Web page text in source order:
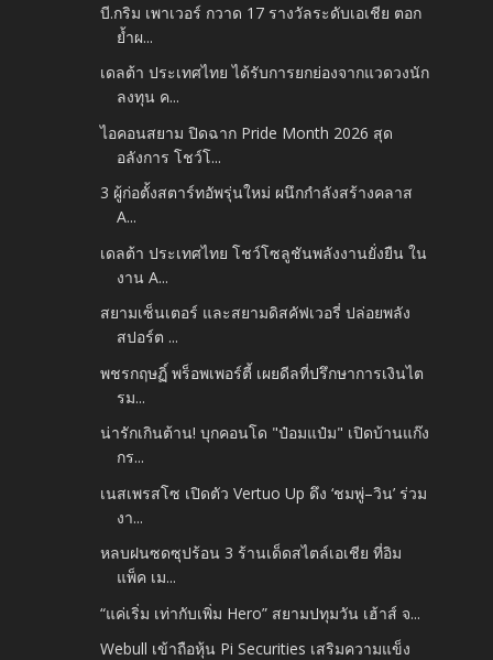
บี.กริม เพาเวอร์ กวาด 17 รางวัลระดับเอเชีย ตอก
ย้ำผ...
เดลต้า ประเทศไทย ได้รับการยกย่องจากแวดวงนัก
ลงทุน ค...
ไอคอนสยาม ปิดฉาก Pride Month 2026 สุด
อลังการ โชว์โ...
3 ผู้ก่อตั้งสตาร์ทอัพรุ่นใหม่ ผนึกกำลังสร้างคลาส
A...
เดลต้า ประเทศไทย โชว์โซลูชันพลังงานยั่งยืน ใน
งาน A...
สยามเซ็นเตอร์ และสยามดิสคัฟเวอรี่ ปล่อยพลัง
สปอร์ต ...
พชรกฤษฏิ์ พร็อพเพอร์ตี้ เผยดีลที่ปรึกษาการเงินไต
รม...
น่ารักเกินต้าน! บุกคอนโด "ป๋อมแป๋ม" เปิดบ้านแก๊ง
กร...
เนสเพรสโซ เปิดตัว Vertuo Up ดึง ‘ชมพู่–วิน’ ร่วม
งา...
หลบฝนซดซุปร้อน 3 ร้านเด็ดสไตล์เอเชีย ที่อิม
แพ็ค เม...
“แค่เริ่ม เท่ากับเพิ่ม Hero” สยามปทุมวัน เฮ้าส์ จ...
Webull เข้าถือหุ้น Pi Securities เสริมความแข็ง